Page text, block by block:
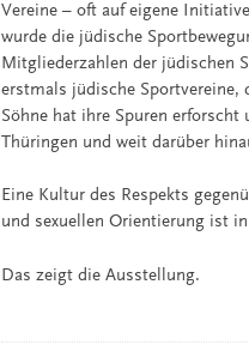
Vereine – oft auf eigene
wurde die jüdische
Mitgliederzahlen der jüdischen
erstmals jüdische Sportvereine,
Söhne hat ihre Spuren
Thüringen und weit darüber
Eine Kultur des Respekts
und sexuellen Orientierung ist
Das zeigt die Ausstellung.